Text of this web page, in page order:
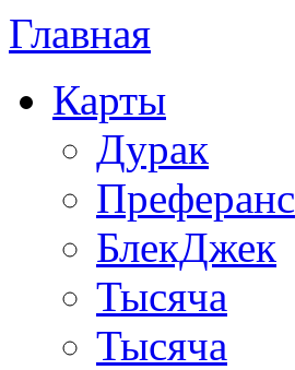
Главная
Карты
Дурак
Преферанс
БлекДжек
Тысяча
Тысяча